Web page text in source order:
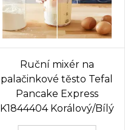
Ruční mixér na
palačinkové těsto Tefal
Pancake Express
K1844404 Korálový/Bílý